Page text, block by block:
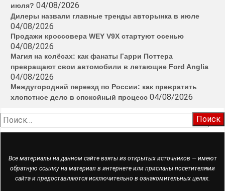
июля? 04/08/2026
Дилеры назвали главные тренды авторынка в июле
04/08/2026
Продажи кроссовера WEY V9X стартуют осенью
04/08/2026
Магия на колёсах: как фанаты Гарри Поттера
превращают свои автомобили в летающие Ford Anglia
04/08/2026
Междугородний переезд по России: как превратить
хлопотное дело в спокойный процесс 04/08/2026
Найти:
Все материалы на данном сайте взяты из открытых источников — имеют
обратную ссылку на материал в интернете или присланы посетителями
сайта и предоставляются исключительно в ознакомительных целях.